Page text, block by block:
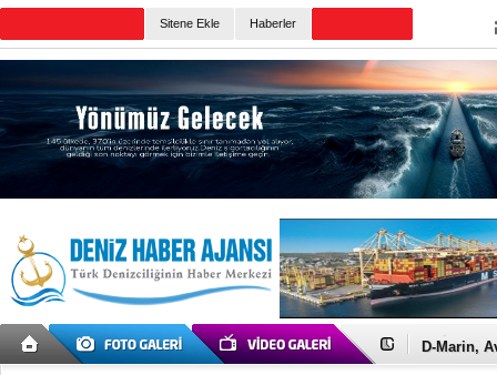
Sitene Ekle Haberler
D-Marin,
Van’da